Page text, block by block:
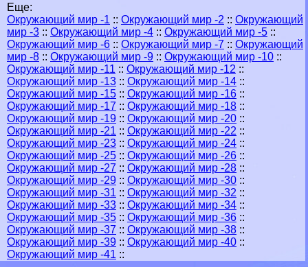
Еще:
Окружающий мир -1 :: Окружающий мир -2 :: Окружающий
мир -3 :: Окружающий мир -4 :: Окружающий мир -5 ::
Окружающий мир -6 :: Окружающий мир -7 :: Окружающий
мир -8 :: Окружающий мир -9 :: Окружающий мир -10 ::
Окружающий мир -11 :: Окружающий мир -12 ::
Окружающий мир -13 :: Окружающий мир -14 ::
Окружающий мир -15 :: Окружающий мир -16 ::
Окружающий мир -17 :: Окружающий мир -18 ::
Окружающий мир -19 :: Окружающий мир -20 ::
Окружающий мир -21 :: Окружающий мир -22 ::
Окружающий мир -23 :: Окружающий мир -24 ::
Окружающий мир -25 :: Окружающий мир -26 ::
Окружающий мир -27 :: Окружающий мир -28 ::
Окружающий мир -29 :: Окружающий мир -30 ::
Окружающий мир -31 :: Окружающий мир -32 ::
Окружающий мир -33 :: Окружающий мир -34 ::
Окружающий мир -35 :: Окружающий мир -36 ::
Окружающий мир -37 :: Окружающий мир -38 ::
Окружающий мир -39 :: Окружающий мир -40 ::
Окружающий мир -41 ::